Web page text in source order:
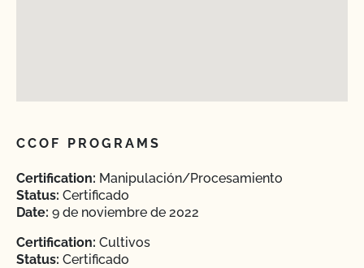
CCOF PROGRAMS
Certification: Manipulación/Procesamiento
Status: Certificado
Date: 9 de noviembre de 2022
Certification: Cultivos
Status: Certificado